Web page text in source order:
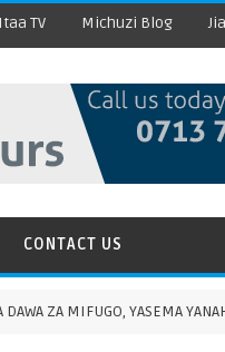
TV Michuzi Blog
CONTACT US
YASEMA YANAHATARISHA